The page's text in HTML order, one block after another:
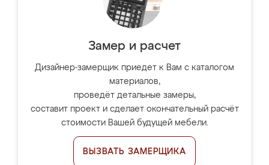
Замер и расчет
Дизайнер-замерщик приедет к Вам с каталогом
материалов,
проведёт детальные замеры,
составит проект и сделает окончательный расчёт
стоимости Вашей будущей мебели.
ВЫЗВАТЬ ЗАМЕРЩИКА